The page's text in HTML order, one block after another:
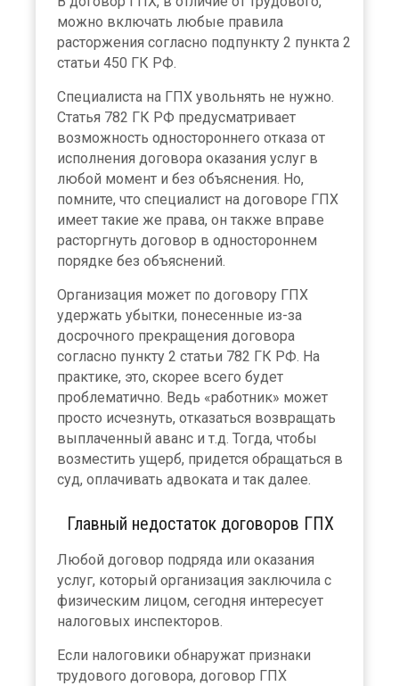
можно включать любые правила
расторжения согласно подпункту 2 пункта 2
статьи 450 ГК РФ.
Специалиста на ГПХ увольнять не нужно.
Статья 782 ГК РФ предусматривает
возможность одностороннего отказа от
исполнения договора оказания услуг в
любой момент и без объяснения. Но,
помните, что специалист на договоре ГПХ
имеет такие же права, он также вправе
расторгнуть договор в одностороннем
порядке без объяснений.
Организация может по договору ГПХ
удержать убытки, понесенные из-за
досрочного прекращения договора
согласно пункту 2 статьи 782 ГК РФ. На
практике, это, скорее всего будет
проблематично. Ведь «работник» может
просто исчезнуть, отказаться возвращать
выплаченный аванс и т.д. Тогда, чтобы
возместить ущерб, придется обращаться в
суд, оплачивать адвоката и так далее.
Главный недостаток договоров ГПХ
Любой договор подряда или оказания
услуг, который организация заключила с
физическим лицом, сегодня интересует
налоговых инспекторов.
Если налоговики обнаружат признаки
трудового договора, договор ГПХ